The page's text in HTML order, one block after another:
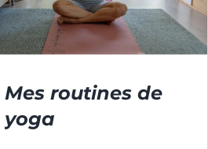
Mes routines de
yoga